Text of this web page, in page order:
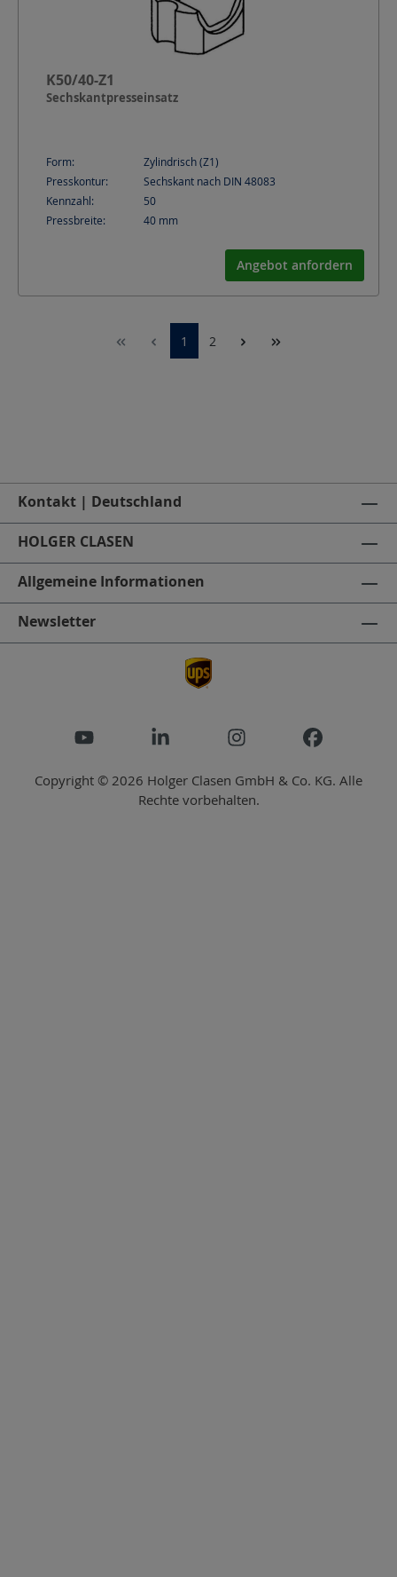
K50/40-Z1
Sechskantpresseinsatz
Form:
Zylindrisch (Z1)
Presskontur:
Sechskant nach DIN 48083
Kennzahl:
50
Pressbreite:
40 mm
Angebot anfordern
1 2
Kontakt | Deutschland
HOLGER CLASEN
Allgemeine Informationen
Newsletter
Copyright © 2026 Holger Clasen GmbH & Co. KG. Alle
Rechte vorbehalten.